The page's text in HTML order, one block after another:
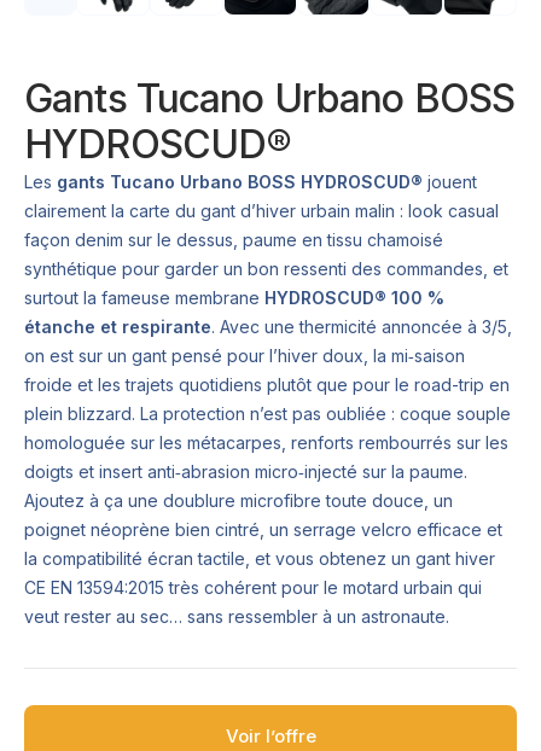
Gants Tucano Urbano BOSS
HYDROSCUD®
Les gants Tucano Urbano BOSS HYDROSCUD® jouent
clairement la carte du gant d’hiver urbain malin : look casual
façon denim sur le dessus, paume en tissu chamoisé
synthétique pour garder un bon ressenti des commandes, et
surtout la fameuse membrane HYDROSCUD® 100 %
étanche et respirante. Avec une thermicité annoncée à 3/5,
on est sur un gant pensé pour l’hiver doux, la mi‑saison
froide et les trajets quotidiens plutôt que pour le road-trip en
plein blizzard. La protection n’est pas oubliée : coque souple
homologuée sur les métacarpes, renforts rembourrés sur les
doigts et insert anti‑abrasion micro‑injecté sur la paume.
Ajoutez à ça une doublure microfibre toute douce, un
poignet néoprène bien cintré, un serrage velcro efficace et
la compatibilité écran tactile, et vous obtenez un gant hiver
CE EN 13594:2015 très cohérent pour le motard urbain qui
veut rester au sec… sans ressembler à un astronaute.
Voir l’offre